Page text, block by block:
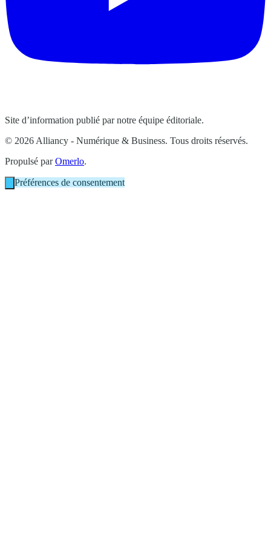
Site d’information publié par notre équipe éditoriale.
© 2026 Alliancy - Numérique & Business. Tous droits réservés.
Propulsé parOmerlo.
Préférences de consentement